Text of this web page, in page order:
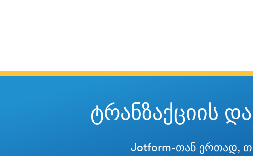
ტრანზაქციის
Jotform-თან ერთად,